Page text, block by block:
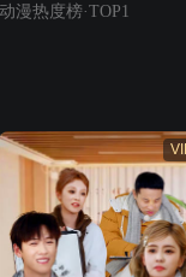
动漫热度榜·TOP1